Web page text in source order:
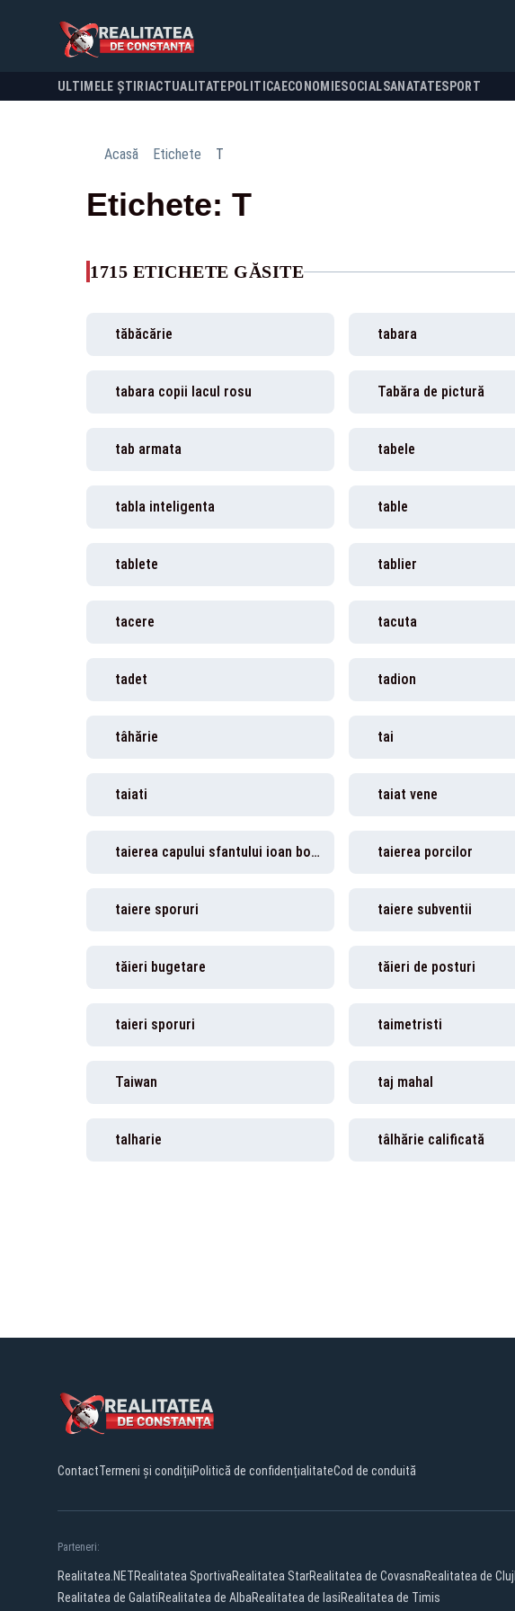
ULTIMELE ȘTIRI ACTUALITATE POLITICA ECONOMIESOCIALSANATATESPORT
Acasă Etichete T
Etichete: T
1715 ETICHETE GĂSITE
tăbăcărie tabara
tabara copii lacul rosu Tabăra de pictură
tab armata tabele
tabla inteligenta table
tablete tablier
tacere tacuta
tadet tadion
tâhărie tai
taiati taiat vene
taierea capului sfantului ioan botezatorul taierea porcilor
taiere sporuri taiere subventii
tăieri bugetare tăieri de posturi
taieri sporuri taimetristi
Taiwan taj mahal
talharie tâlhărie calificată
ContactTermeni și condițiiPolitică de confidențialitateCod de conduită
Parteneri:
Realitatea.NETRealitatea SportivaRealitatea StarRealitatea de CovasnaRealitatea de Cluj
Realitatea de GalatiRealitatea de AlbaRealitatea de IasiRealitatea de Timis